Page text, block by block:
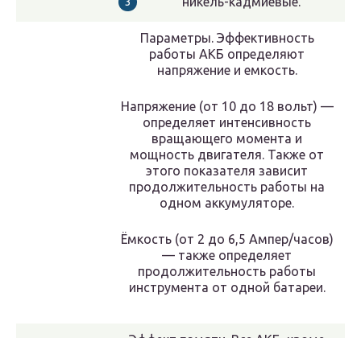
Параметры. Эффективность
работы АКБ определяют
напряжение и емкость.
Напряжение (от 10 до 18 вольт) —
определяет интенсивность
вращающего момента и
мощность двигателя. Также от
этого показателя зависит
продолжительность работы на
одном аккумуляторе.
Ёмкость (от 2 до 6,5 Ампер/часов)
— также определяет
продолжительность работы
инструмента от одной батареи.